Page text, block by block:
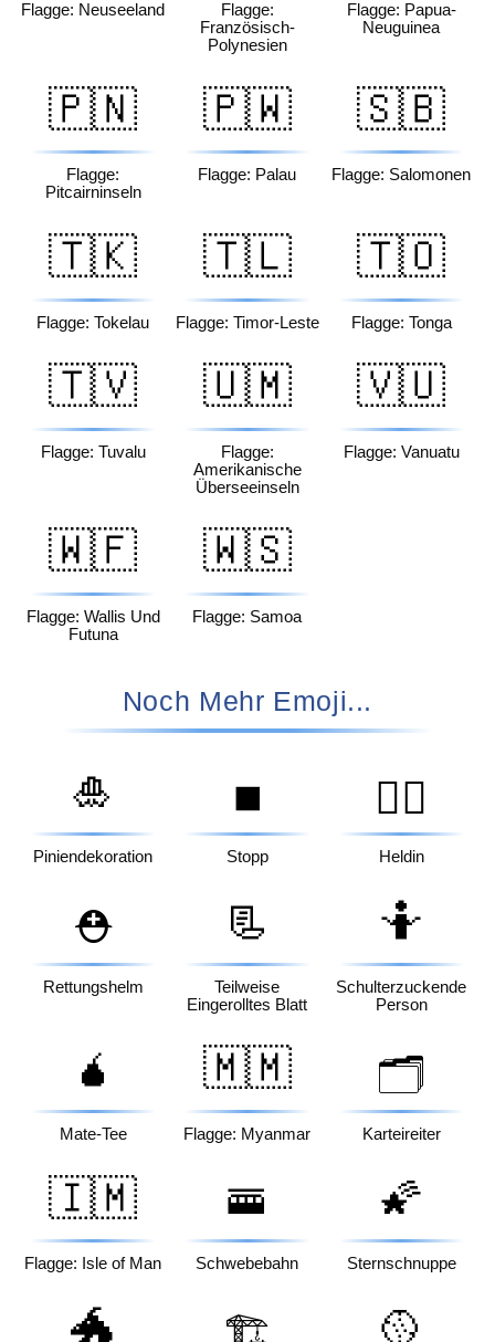
Flagge: Neuseeland
Flagge:
Französisch-
Polynesien
Flagge: Papua-
Neuguinea
🇵🇳
Flagge:
Pitcairninseln
🇵🇼
Flagge: Palau
🇸🇧
Flagge: Salomonen
🇹🇰
Flagge: Tokelau
🇹🇱
Flagge: Timor-Leste
🇹🇴
Flagge: Tonga
🇹🇻
Flagge: Tuvalu
🇺🇲
Flagge:
Amerikanische
Überseeinseln
🇻🇺
Flagge: Vanuatu
🇼🇫
Flagge: Wallis Und
Futuna
🇼🇸
Flagge: Samoa
Noch Mehr Emoji...
🎍
Piniendekoration
⏹️
Stopp
🦸‍♀️
Heldin
⛑️
Rettungshelm
📃
Teilweise
Eingerolltes Blatt
🤷
Schulterzuckende
Person
🧉
Mate-Tee
🇲🇲
Flagge: Myanmar
🗂️
Karteireiter
🇮🇲
Flagge: Isle of Man
🚟
Schwebebahn
🌠
Sternschnuppe
🐲 🥎